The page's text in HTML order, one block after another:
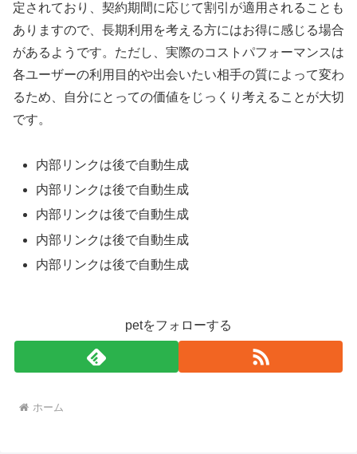
定されており、契約期間に応じて割引が適用されることも
ありますので、長期利用を考える方にはお得に感じる場合
があるようです。ただし、実際のコストパフォーマンスは
各ユーザーの利用目的や出会いたい相手の質によって変わ
るため、自分にとっての価値をじっくり考えることが大切
です。
内部リンクは後で自動生成
内部リンクは後で自動生成
内部リンクは後で自動生成
内部リンクは後で自動生成
内部リンクは後で自動生成
petをフォローする
ホーム